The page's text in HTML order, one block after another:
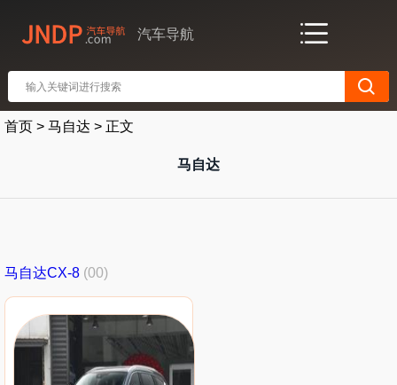
汽车导航
首页 > 马自达 > 正文
马自达
马自达CX-8 (00)